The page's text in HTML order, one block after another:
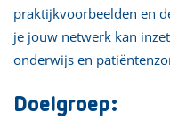
praktijkvoorbeelden en
je jouw netwerk kan
onderwijs en
Doelgroep: